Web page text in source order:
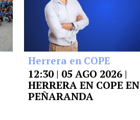
Herrera en COPE
12:30 | 05 AGO 2026 |
HERRERA EN COPE EN
PEÑARANDA